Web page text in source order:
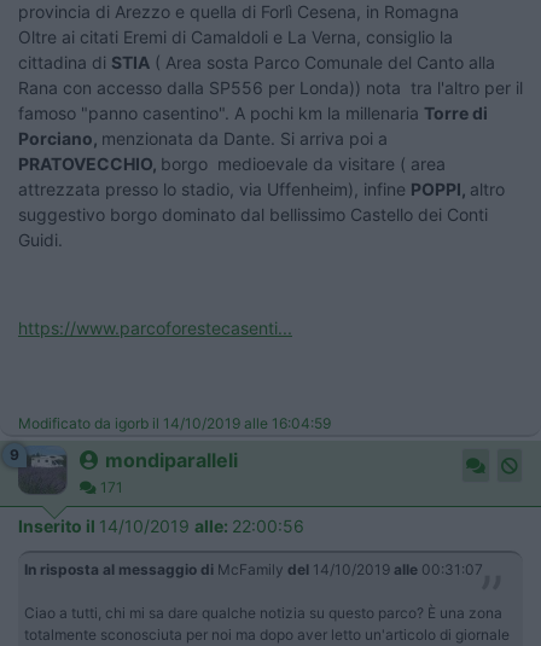
provincia di Arezzo e quella di Forlì Cesena, in Romagna
Oltre ai citati Eremi di Camaldoli e La Verna, consiglio la
cittadina di STIA ( Area sosta Parco Comunale del Canto alla
Rana con accesso dalla SP556 per Londa)) nota tra l'altro per il
famoso "panno casentino". A pochi km la millenaria Torre di
Porciano, menzionata da Dante. Si arriva poi a
PRATOVECCHIO, borgo medioevale da visitare ( area
attrezzata presso lo stadio, via Uffenheim), infine POPPI, altro
suggestivo borgo dominato dal bellissimo Castello dei Conti
Guidi.
https://www.parcoforestecasenti...
Modificato da igorb il 14/10/2019 alle 16:04:59
9
mondiparalleli
171
Inserito il 14/10/2019 alle: 22:00:56
In risposta al messaggio di McFamily del 14/10/2019 alle 00:31:07
Ciao a tutti, chi mi sa dare qualche notizia su questo parco? È una zona
totalmente sconosciuta per noi ma dopo aver letto un'articolo di giornale